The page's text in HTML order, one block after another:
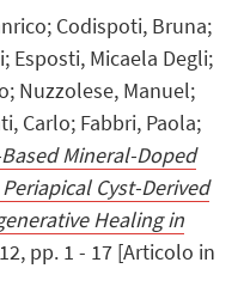
Codispoti, Bruna;
Esposti, Micaela Degli;
Nuzzolese, Manuel;
Carlo; Fabbri, Paola;
Mineral-Doped
Cyst-Derived
Healing in
pp. 1 - 17 [Articolo in